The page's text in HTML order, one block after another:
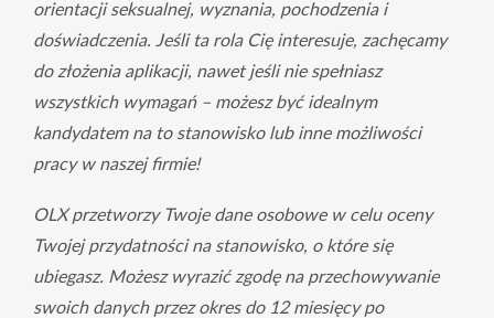
orientacji seksualnej, wyznania, pochodzenia i
doświadczenia. Jeśli ta rola Cię interesuje, zachęcamy
do złożenia aplikacji, nawet jeśli nie spełniasz
wszystkich wymagań – możesz być idealnym
kandydatem na to stanowisko lub inne możliwości
pracy w naszej firmie!
OLX przetworzy Twoje dane osobowe w celu oceny
Twojej przydatności na stanowisko, o które się
ubiegasz. Możesz wyrazić zgodę na przechowywanie
swoich danych przez okres do 12 miesięcy po